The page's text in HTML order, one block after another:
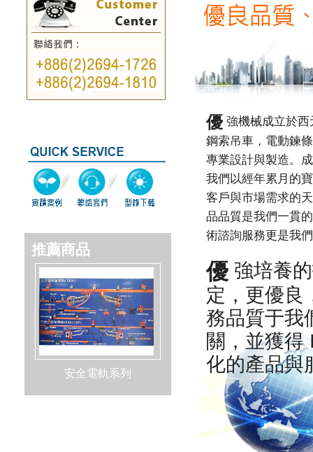
推薦商品
安全電軌系列
優 強機械成立於
鋼索吊車，電動鍊
專業設計與製造。
我們以經年累月的
客戶與市場需求的
品品質是我們一貫
術諮詢服務更是我
優 強培養
定，更優良
務品質于我
關，並獲得
化的產品與